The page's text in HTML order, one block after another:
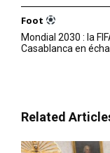
Foot
Mondial 2030 : la
Casablanca en
Related